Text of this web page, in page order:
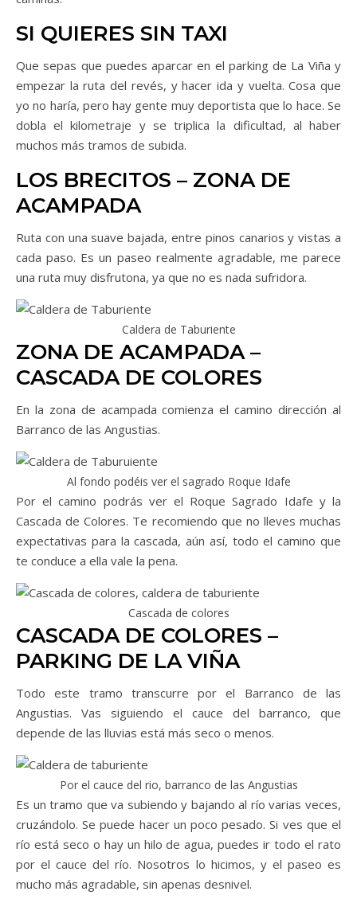
SI QUIERES SIN TAXI
Que sepas que puedes aparcar en el parking de La Viña y
empezar la ruta del revés, y hacer ida y vuelta. Cosa que
yo no haría, pero hay gente muy deportista que lo hace. Se
dobla el kilometraje y se triplica la dificultad, al haber
muchos más tramos de subida.
LOS BRECITOS – ZONA DE
ACAMPADA
Ruta con una suave bajada, entre pinos canarios y vistas a
cada paso. Es un paseo realmente agradable, me parece
una ruta muy disfrutona, ya que no es nada sufridora.
Caldera de Taburiente
ZONA DE ACAMPADA –
CASCADA DE COLORES
En la zona de acampada comienza el camino dirección al
Barranco de las Angustias.
Al fondo podéis ver el sagrado Roque Idafe
Por el camino podrás ver el Roque Sagrado Idafe y la
Cascada de Colores. Te recomiendo que no lleves muchas
expectativas para la cascada, aún así, todo el camino que
te conduce a ella vale la pena.
Cascada de colores
CASCADA DE COLORES –
PARKING DE LA VIÑA
Todo este tramo transcurre por el Barranco de las
Angustias. Vas siguiendo el cauce del barranco, que
depende de las lluvias está más seco o menos.
Por el cauce del rio, barranco de las Angustias
Es un tramo que va subiendo y bajando al río varias veces,
cruzándolo. Se puede hacer un poco pesado. Si ves que el
río está seco o hay un hilo de agua, puedes ir todo el rato
por el cauce del río. Nosotros lo hicimos, y el paseo es
mucho más agradable, sin apenas desnivel.